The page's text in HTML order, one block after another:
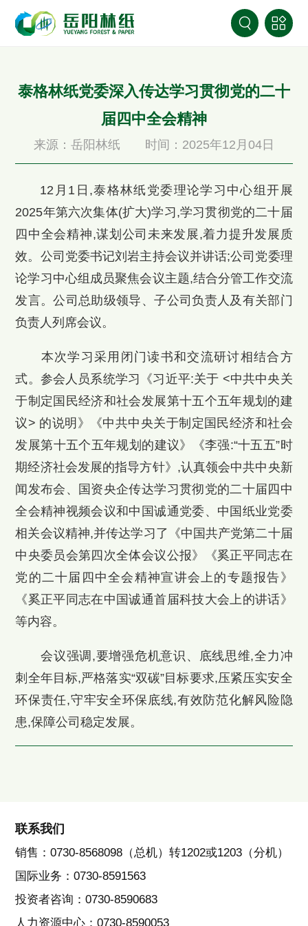
泰格林纸党委深入传达学习贯彻党的二十
届四中全会精神
来源：岳阳林纸 时间：2025年12月04日
12月1日,泰格林纸党委理论学习中心组开展
2025年第六次集体(扩大)学习,学习贯彻党的二十届
四中全会精神,谋划公司未来发展,着力提升发展质
效。公司党委书记刘岩主持会议并讲话;公司党委理
论学习中心组成员聚焦会议主题,结合分管工作交流
发言。公司总助级领导、子公司负责人及有关部门
负责人列席会议。
本次学习采用闭门读书和交流研讨相结合方
式。参会人员系统学习《习近平:关于 <中共中央关
于制定国民经济和社会发展第十五个五年规划的建
议> 的说明》《中共中央关于制定国民经济和社会
发展第十五个五年规划的建议》《李强:“十五五”时
期经济社会发展的指导方针》,认真领会中共中央新
闻发布会、国资央企传达学习贯彻党的二十届四中
全会精神视频会议和中国诚通党委、中国纸业党委
相关会议精神,并传达学习了《中国共产党第二十届
中央委员会第四次全体会议公报》《奚正平同志在
党的二十届四中全会精神宣讲会上的专题报告》
《奚正平同志在中国诚通首届科技大会上的讲话》
等内容。
会议强调,要增强危机意识、底线思维,全力冲
刺全年目标,严格落实“双碳”目标要求,压紧压实安全
环保责任,守牢安全环保底线,有效防范化解风险隐
患,保障公司稳定发展。
联系我们
销售：0730-8568098（总机）转1202或1203（分机）
国际业务：0730-8591563
投资者咨询：0730-8590683
人力资源中心：0730-8590053